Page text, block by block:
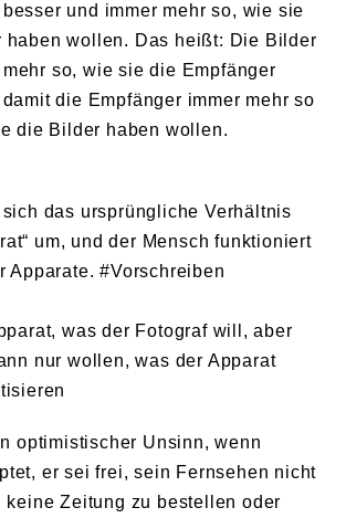
und immer mehr so, wie sie
haben wollen. Das heißt: Die Bilder
so, wie sie die Empfänger
die Empfänger immer mehr so
die Bilder haben wollen.
das ursprüngliche Verhältnis
um, und der Mensch funktioniert
Apparate. #Vorschreiben
was der Fotograf will, aber
nur wollen, was der Apparat
optimistischer Unsinn, wenn
er sei frei, sein Fernsehen nicht
keine Zeitung zu bestellen oder